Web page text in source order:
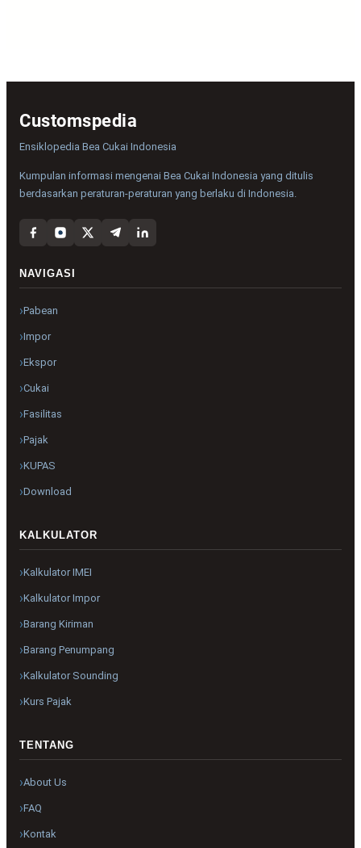
Customspedia
Ensiklopedia Bea Cukai Indonesia
Kumpulan informasi mengenai Bea Cukai Indonesia yang ditulis
berdasarkan peraturan-peraturan yang berlaku di Indonesia.
NAVIGASI
Pabean
Impor
Ekspor
Cukai
Fasilitas
Pajak
KUPAS
Download
KALKULATOR
Kalkulator IMEI
Kalkulator Impor
Barang Kiriman
Barang Penumpang
Kalkulator Sounding
Kurs Pajak
TENTANG
About Us
FAQ
Kontak